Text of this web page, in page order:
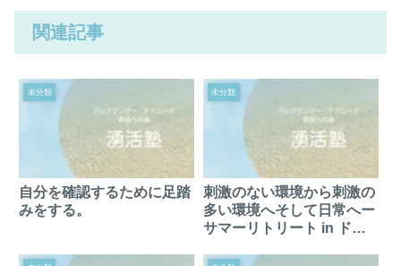
関連記事
未分類
自分を確認するために足踏
みをする。
未分類
刺激のない環境から刺激の
多い環境へそして日常へー
サマーリトリート in ドイ